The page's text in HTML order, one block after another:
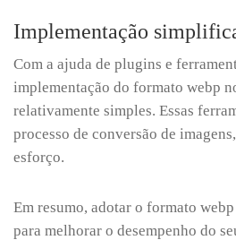
Implementação
Com a ajuda de plugins e
implementação do formato webp
relativamente simples. Essas
processo de conversão de
esforço.
Em resumo, adotar o formato
para melhorar o desempenho do